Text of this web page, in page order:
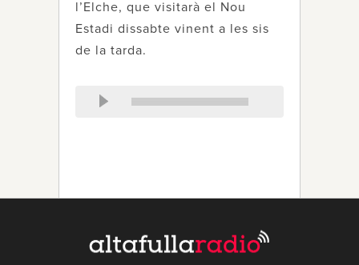
l’Elche, que visitarà el Nou
Estadi dissabte vinent a les sis
de la tarda.